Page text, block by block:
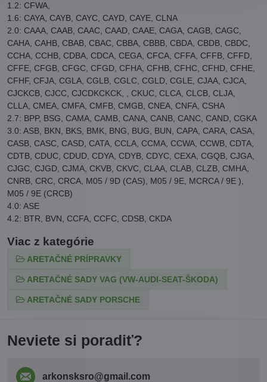
1.2: CFWA,
1.6: CAYA, CAYB, CAYC, CAYD, CAYE, CLNA
2.0: CAAA, CAAB, CAAC, CAAD, CAAE, CAGA, CAGB, CAGC,
CAHA, CAHB, CBAB, CBAC, CBBA, CBBB, CBDA, CBDB, CBDC,
CCHA, CCHB, CDBA, CDCA, CEGA, CFCA, CFFA, CFFB, CFFD,
CFFE, CFGB, CFGC, CFGD, CFHA, CFHB, CFHC, CFHD, CFHE,
CFHF, CFJA, CGLA, CGLB, CGLC, CGLD, CGLE, CJAA, CJCA,
CJCKCB, CJCC, CJCDKCKCK, , CKUC, CLCA, CLCB, CLJA,
CLLA, CMEA, CMFA, CMFB, CMGB, CNEA, CNFA, ​​CSHA
2.7: BPP, BSG, CAMA, CAMB, CANA, CANB, CANC, CAND, CGKA
3.0: ASB, BKN, BKS, BMK, BNG, BUG, ​​​​BUN, CAPA, CARA, CASA,
CASB, CASC, CASD, CATA, CCLA, CCMA, CCWA, CCWB, CDTA,
CDTB, CDUC, CDUD, CDYA, CDYB, CDYC, CEXA, CGQB, CJGA,
CJGC, CJGD, CJMA, CKVB, CKVC, CLAA, CLAB, CLZB, CMHA,
CNRB, CRC, CRCA, M05 / 9D (CAS), M05 / 9E, MCRCA / 9E ),
M05 / 9E (CRCB)
4.0: ASE
4.2: BTR, BVN, CCFA, CCFC, CDSB, CKDA
Viac z kategórie
ARETAČNÉ PRÍPRAVKY
ARETAČNÉ SADY VAG (VW-AUDI-SEAT-ŠKODA)
ARETAČNÉ SADY PORSCHE
Neviete si poradiť?
arkonsksro​@gmail​.com